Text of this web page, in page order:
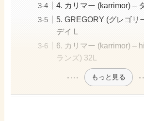
4. カリマー (karrimor) –
5. GREGORY (グレゴリ
デイ L
6. カリマー (karrimor) –
ランズ) 32L
もっと見る